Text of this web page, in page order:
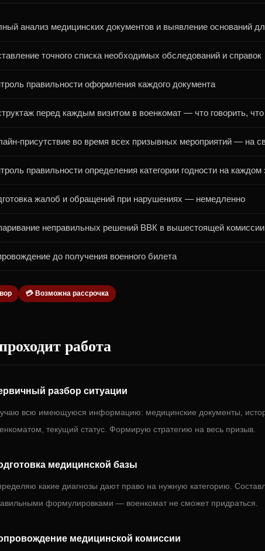
анализ медицинских документов и выявление оснований
точного списка необходимых обследований и справок
правильности оформления каждого документа
перед каждым визитом в военкомат — что говорить,
присутствие во время всех призывных мероприятий — на
правильности определения категории годности на каждом
жалоб и обращений при нарушениях — немедленно
неправильных решений ВВК в вышестоящей
до получения военного билета
💳 Возможна рассрочка
работа
разбор ситуации
всю имеющуюся информацию: медицинские документы,
текущий статус. Формирую стратегию на весь призыв.
медицинской базы
какие диагнозы дают право на нужную категорию.
формулировками — военкомат не сможет придраться.
медицинской комиссии